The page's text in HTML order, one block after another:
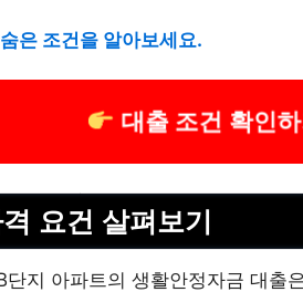
은 조건을 알아보세요.
대출 조건 확인하
요건 살펴보기
단지 아파트의 생활안정자금 대출